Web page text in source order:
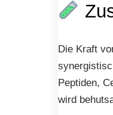
Die Kraft
Peptiden,
wird